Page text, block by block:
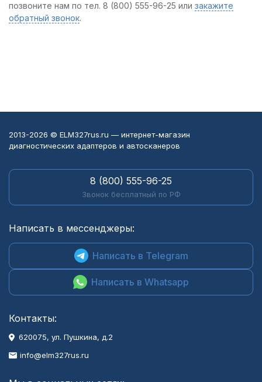
позвоните нам по тел. 8 (800) 555-96-25 или закажите
обратный звонок.
2013-2026 © ELM327rus.ru — интернет-магазин
диагностических адаптеров и автосканеров
8 (800) 555-96-25
Звонок бесплатный по РФ
Написать в мессенджеры:
Написать в Telegram
Написать в Whatsapp
Контакты:
620075, ул. Пушкина, д.2
info@elm327rus.ru